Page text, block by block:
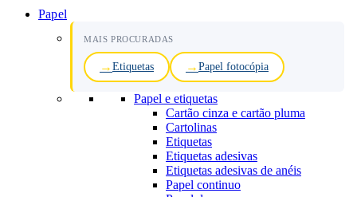
Papel
MAIS PROCURADAS
Etiquetas Papel fotocópia
Papel e etiquetas
Cartão cinza e cartão pluma
Cartolinas
Etiquetas
Etiquetas adesivas
Etiquetas adesivas de anéis
Papel continuo